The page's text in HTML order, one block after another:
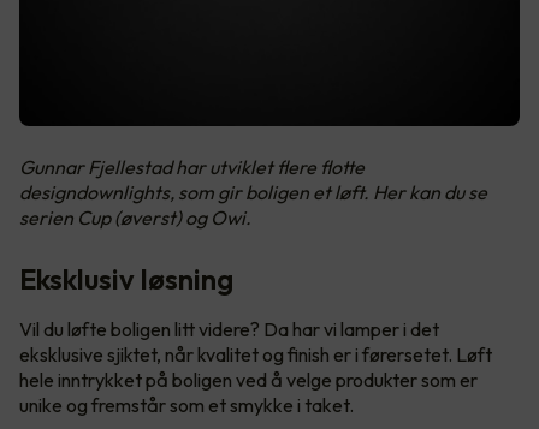
Gunnar Fjellestad har utviklet flere flotte
designdownlights, som gir boligen et løft. Her kan du se
serien Cup (øverst) og Owi.
Eksklusiv løsning
Vil du løfte boligen litt videre? Da har vi lamper i det
eksklusive sjiktet, når kvalitet og finish er i førersetet. Løft
hele inntrykket på boligen ved å velge produkter som er
unike og fremstår som et smykke i taket.